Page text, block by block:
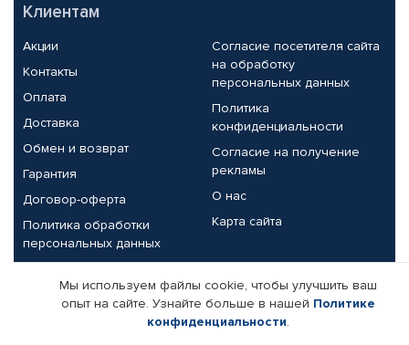
Клиентам
Акции
Контакты
Оплата
Доставка
Обмен и возврат
Гарантия
Договор-оферта
Политика обработки
персональных данных
Согласие посетителя сайта
на обработку
персональных данных
Политика
конфиденциальности
Согласие на получение
рекламы
О нас
Карта сайта
Партнерам
Корпоративным клиентам
Реквизиты компании
Мы используем файлы cookie, чтобы улучшить ваш
опыт на сайте. Узнайте больше в нашей Политике
конфиденциальности.